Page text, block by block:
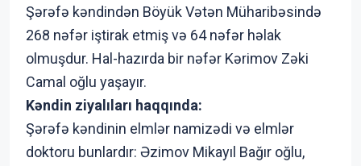
Şərəfə kəndindən Böyük Vətən Müharibəsində
268 nəfər iştirak etmiş və 64 nəfər həlak
olmuşdur. Hal-hazırda bir nəfər Kərimov Zəki
Camal oğlu yaşayır.
Kəndin ziyalıları haqqında:
Şərəfə kəndinin elmlər namizədi və elmlər
doktoru bunlardır: Əzimov Mikayıl Bağır oğlu,